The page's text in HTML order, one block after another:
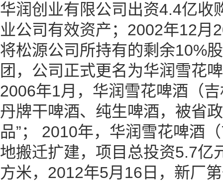
华润创业有限公司出资4.4亿收
业公司有效资产；2002年12月
将松源公司所持有的剩余10%
团，公司正式更名为华润雪花
2006年1月，华润雪花啤酒（
丹牌干啤酒、纯生啤酒，被省
品”； 2010年，华润雪花啤酒
地搬迁扩建，项目总投资5.7亿
方米，2012年5月16日，新厂